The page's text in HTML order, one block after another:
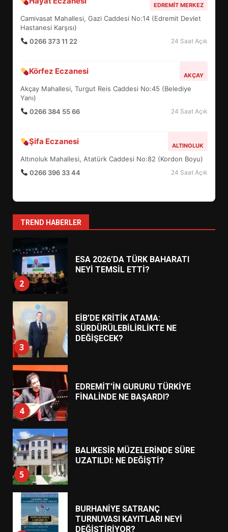
EDREMIT MERKEZ
Camivasat Mahallesi, Gazi Caddesi No:14 (Edremit Devlet
Hastanesi Karşısı)
0266 373 11 22
24 Saat Açık
Körfez Eczanesi AKÇAY
Akçay Mahallesi, Turgut Reis Caddesi No:45 (Belediye
Yanı)
0266 384 55 66
24 Saat Açık
Şifa Eczanesi ALTINOLUK
Altınoluk Mahallesi, Atatürk Caddesi No:82 (Kordon Boyu)
0266 396 33 44
24 Saat Açık
TREND HABERLER
5
BALIKESİR MÜZELERİNDE SÜRE
UZATILDI: NE DEĞİŞTİ?
6
TURNUVASI KAYITLARI NEYİ
7
YENİ YÖNETİM NASIL
ŞEKİLLENDİ?
1
HAREKETE GEÇİYOR: GÖZLER
2
ESA 2026’DA TÜRK BAHARATI
NEYİ TEMSİL ETTİ?
3
EİB’DE KRİTİK ATAMA:
SÜRDÜRÜLEBİLİRLİKTE NE
DEĞİŞECEK?
4
EDREMİT’İN GURURU TÜRKİYE
FİNALİNDE NE BAŞARDI?
5
BALIKESİR MÜZELERİNDE SÜRE
UZATILDI: NE DEĞİŞTİ?
BURHANİYE SATRANÇ
TURNUVASI KAYITLARI NEYİ
DEĞİŞTİRİYOR?